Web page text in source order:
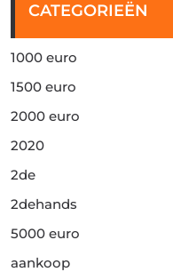
CATEGORIEËN
1000 euro
1500 euro
2000 euro
2020
2de
2dehands
5000 euro
aankoop